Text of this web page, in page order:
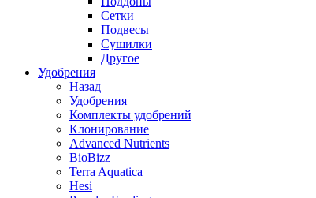
Сетки
Подвесы
Сушилки
Другое
Удобрения
Назад
Удобрения
Комплекты удобрений
Клонирование
Advanced Nutrients
BioBizz
Terra Aquatica
Hesi